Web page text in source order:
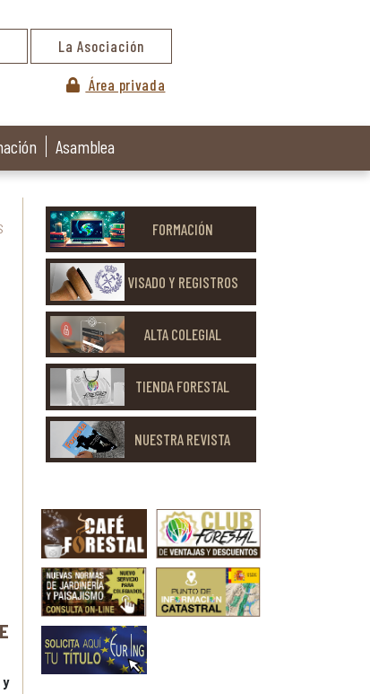
La Asociación
Área privada
Asamblea
FORMACIÓN
VISADO Y REGISTROS
ALTA COLEGIAL
TIENDA FORESTAL
NUESTRA REVISTA